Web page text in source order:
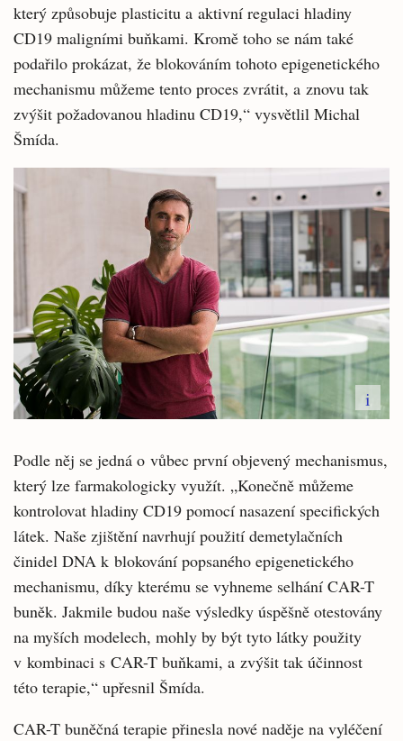
který způsobuje plasticitu a aktivní regulaci hladiny
CD19 maligními buňkami. Kromě toho se nám také
podařilo prokázat, že blokováním tohoto epigenetického
mechanismu můžeme tento proces zvrátit, a znovu tak
zvýšit požadovanou hladinu CD19,“ vysvětlil Michal
Šmída.
i
Podle něj se jedná o vůbec první objevený mechanismus,
který lze farmakologicky využít. „Konečně můžeme
kontrolovat hladiny CD19 pomocí nasazení specifických
látek. Naše zjištění navrhují použití demetylačních
činidel DNA k blokování popsaného epigenetického
mechanismu, díky kterému se vyhneme selhání CAR-T
buněk. Jakmile budou naše výsledky úspěšně otestovány
na myších modelech, mohly by být tyto látky použity
v kombinaci s CAR-T buňkami, a zvýšit tak účinnost
této terapie,“ upřesnil Šmída.
CAR-T buněčná terapie přinesla nové naděje na vyléčení